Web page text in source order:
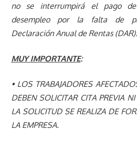
no se interrumpirá el pago
desempleo por la falta de
Declaración Anual de Rentas (DAR).
MUY IMPORTANTE:
• LOS TRABAJADORES
DEBEN SOLICITAR CITA PREVIA
LA SOLICITUD SE REALIZA DE
LA EMPRESA.